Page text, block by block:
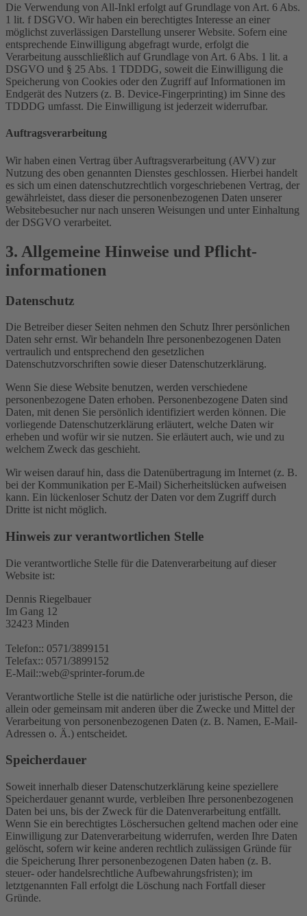
Die Verwendung von All-Inkl erfolgt auf Grundlage von Art. 6 Abs.
1 lit. f DSGVO. Wir haben ein berechtigtes Interesse an einer
möglichst zuverlässigen Darstellung unserer Website. Sofern eine
entsprechende Einwilligung abgefragt wurde, erfolgt die
Verarbeitung ausschließlich auf Grundlage von Art. 6 Abs. 1 lit. a
DSGVO und § 25 Abs. 1 TDDDG, soweit die Einwilligung die
Speicherung von Cookies oder den Zugriff auf Informationen im
Endgerät des Nutzers (z. B. Device-Fingerprinting) im Sinne des
TDDDG umfasst. Die Einwilligung ist jederzeit widerrufbar.
Auftragsverarbeitung
Wir haben einen Vertrag über Auftragsverarbeitung (AVV) zur
Nutzung des oben genannten Dienstes geschlossen. Hierbei handelt
es sich um einen datenschutzrechtlich vorgeschriebenen Vertrag, der
gewährleistet, dass dieser die personenbezogenen Daten unserer
Websitebesucher nur nach unseren Weisungen und unter Einhaltung
der DSGVO verarbeitet.
3. Allgemeine Hinweise und Pflicht­
informationen
Datenschutz
Die Betreiber dieser Seiten nehmen den Schutz Ihrer persönlichen
Daten sehr ernst. Wir behandeln Ihre personenbezogenen Daten
vertraulich und entsprechend den gesetzlichen
Datenschutzvorschriften sowie dieser Datenschutzerklärung.
Wenn Sie diese Website benutzen, werden verschiedene
personenbezogene Daten erhoben. Personenbezogene Daten sind
Daten, mit denen Sie persönlich identifiziert werden können. Die
vorliegende Datenschutzerklärung erläutert, welche Daten wir
erheben und wofür wir sie nutzen. Sie erläutert auch, wie und zu
welchem Zweck das geschieht.
Wir weisen darauf hin, dass die Datenübertragung im Internet (z. B.
bei der Kommunikation per E-Mail) Sicherheitslücken aufweisen
kann. Ein lückenloser Schutz der Daten vor dem Zugriff durch
Dritte ist nicht möglich.
Hinweis zur verantwortlichen Stelle
Die verantwortliche Stelle für die Datenverarbeitung auf dieser
Website ist:
Dennis Riegelbauer
Im Gang 12
32423 Minden
Telefon:: 0571/3899151
Telefax:: 0571/3899152
E-Mail::web@sprinter-forum.de
Verantwortliche Stelle ist die natürliche oder juristische Person, die
allein oder gemeinsam mit anderen über die Zwecke und Mittel der
Verarbeitung von personenbezogenen Daten (z. B. Namen, E-Mail-
Adressen o. Ä.) entscheidet.
Speicherdauer
Soweit innerhalb dieser Datenschutzerklärung keine speziellere
Speicherdauer genannt wurde, verbleiben Ihre personenbezogenen
Daten bei uns, bis der Zweck für die Datenverarbeitung entfällt.
Wenn Sie ein berechtigtes Löschersuchen geltend machen oder eine
Einwilligung zur Datenverarbeitung widerrufen, werden Ihre Daten
gelöscht, sofern wir keine anderen rechtlich zulässigen Gründe für
die Speicherung Ihrer personenbezogenen Daten haben (z. B.
steuer- oder handelsrechtliche Aufbewahrungsfristen); im
letztgenannten Fall erfolgt die Löschung nach Fortfall dieser
Gründe.